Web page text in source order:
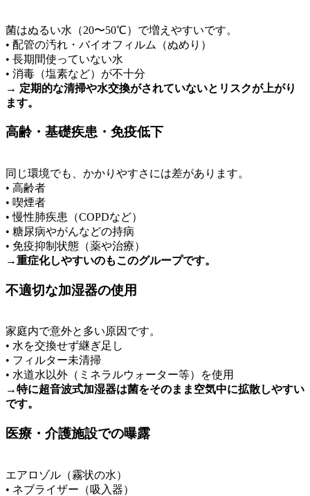
菌はぬるい水（20〜50℃）で増えやすいです。
• 配管の汚れ・ バイオフィルム
（ぬめり）
• 長期間使っていない水
• 消毒（塩素など）が不十分
→ 定期的な清掃や水交換がされていないとリスクが上がり
ます。
高齢・基礎疾患・免疫低下
同じ環境でも、かかりやすさには差があります。
• 高齢者
• 喫煙者
• 慢性肺疾患（COPDなど）
• 糖尿病やがんなどの持病
• 免疫抑制状態（薬や治療）
→重症化しやすいのもこのグループです。
不適切な加湿器の使用
家庭内で意外と多い原因です。
• 水を交換せず継ぎ足し
• フィルター未清掃
• 水道水以外（ミネラルウォーター等）を使用
→特に超音波式加湿器は菌をそのまま空気中に拡散しやすい
です。
医療・介護施設での曝露
エアロゾル（霧状の水）
• ネブライザー（吸入器）